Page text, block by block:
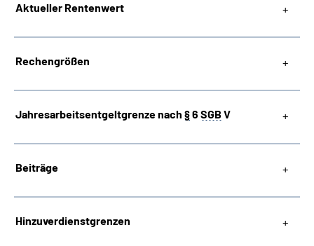
Inhalte in Gebärdensprache (DGS)
Aktueller Rentenwert
Rechengrößen
Jahresarbeitsentgeltgrenze nach §6 SGB V
Beiträge
Hinzuverdienstgrenzen